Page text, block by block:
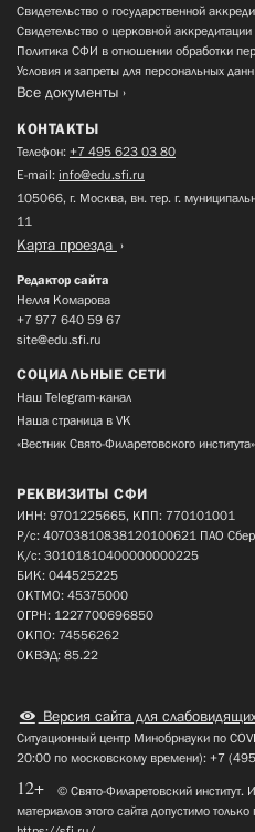
Свидетельство о государственной
Свидетельство о церковной
Политика СФИ в отношении обработки
Условия и запреты для персональных
Все документы
КОНТАКТЫ
Телефон: +7 495 623 03 80
E-mail: info@edu.sfi.ru
105066, г. Москва, вн. тер. г.
11
Карта проезда
Редактор сайта
Нелля Комарова
+7 977 640 59 67
site@edu.sfi.ru
СОЦИАЛЬНЫЕ СЕТИ
Наш Telegram-канал
Наша страница в VK
«Вестник Свято-Филаретовского
РЕКВИЗИТЫ СФИ
ИНН: 9701225665, КПП: 770101001
Р/с: 40703810838120100621 ПАО
К/с: 30101810400000000225
БИК: 044525225
ОКТМО: 45375000
ОГРН: 1227700696850
ОКПО: 74556262
ОКВЭД: 85.22
Версия сайта для
Ситуационный центр Минобрнауки по
20:00 по московскому времени): +7
12+
© Свято-Филаретовский
материалов этого сайта допустимо